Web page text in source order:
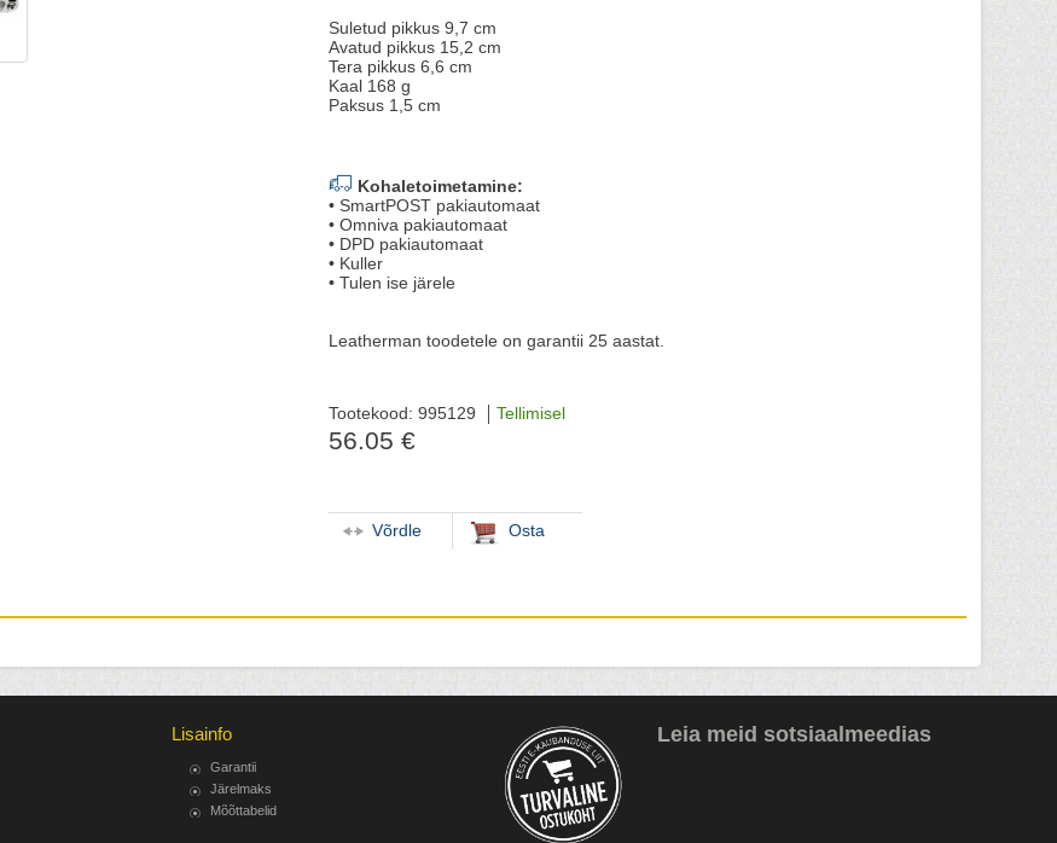
Suletud pikkus 9,7 cm
Avatud pikkus 15,2 cm
Tera pikkus 6,6 cm
Kaal 168 g
Paksus 1,5 cm
Kohaletoimetamine:
• SmartPOST pakiautomaat
• Omniva pakiautomaat
• DPD pakiautomaat
• Kuller
• Tulen ise järele
Leatherman toodetele on garantii 25 aastat.
Tootekood: 995129 Tellimisel
56.05 €
Võrdle Osta
Lisainfo
Garantii
Järelmaks
Mõõttabelid
Leia meid sotsiaalmeedias